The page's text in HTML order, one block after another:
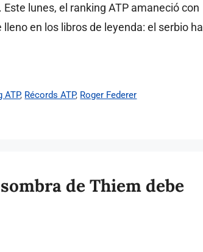
lunes, el ranking ATP amaneció con
en los libros de leyenda: el serbio ha
ATP, Récords ATP, Roger Federer
de Thiem debe